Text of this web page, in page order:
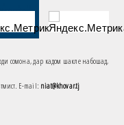
сомона, дар кадом шакле набошад,
E-mail: niat@khovar.tj